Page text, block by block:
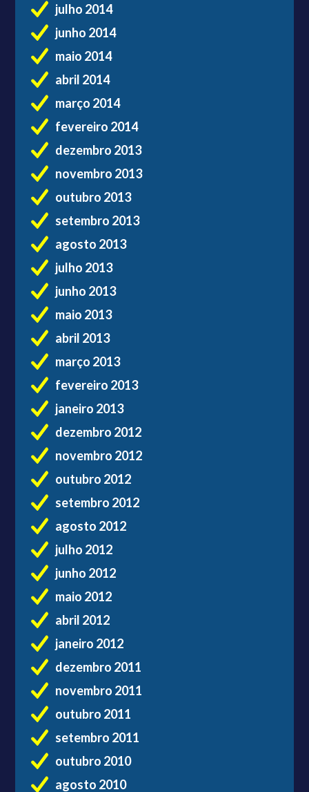
julho 2014
junho 2014
maio 2014
abril 2014
março 2014
fevereiro 2014
dezembro 2013
novembro 2013
outubro 2013
setembro 2013
agosto 2013
julho 2013
junho 2013
maio 2013
abril 2013
março 2013
fevereiro 2013
janeiro 2013
dezembro 2012
novembro 2012
outubro 2012
setembro 2012
agosto 2012
julho 2012
junho 2012
maio 2012
abril 2012
janeiro 2012
dezembro 2011
novembro 2011
outubro 2011
setembro 2011
outubro 2010
agosto 2010